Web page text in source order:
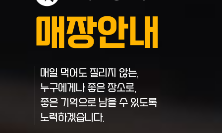
매장안내
매일 먹어도 질리지 않는,
누구에게나 좋은 장소로,
좋은 기억으로 남을 수 있도록
노력하겠습니다.